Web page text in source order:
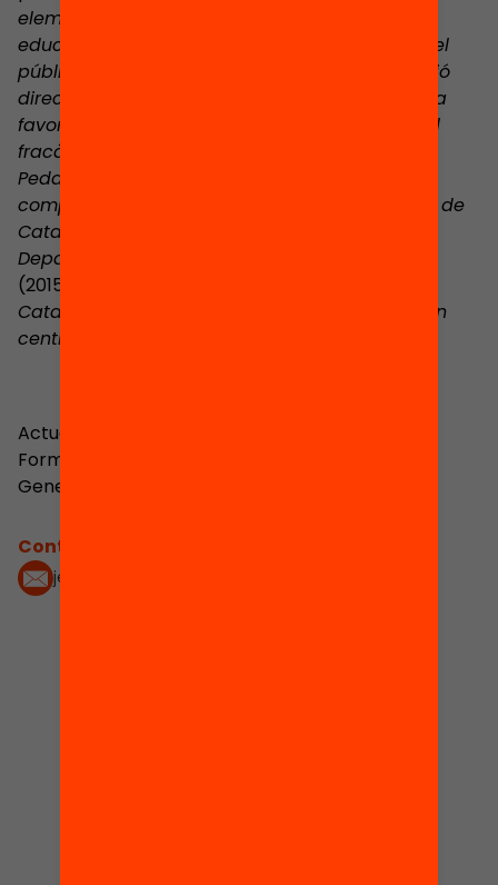
elements per a l’avaluació d’una política
educativa
L’Institut-escola: un nou model
públic d’organització escolar
La formació
directiva a Catalunya
Ofensiva de país a
favor de l’èxit escolar: pla per a la reducció del
fracàs escolar a Catalunya
Pedagògiques de centres escolars
complexitat dels centres del Servei d’Educació de
Catalunya
Departament d’Ensenyament. Catalunya 2020
(2015);
Catalunya
El perfil del directiu escolar en
centres d’alta complexitat
Actualment és subdirector general d’Innovació i
Formació del Departament d’Educació de la
Generalitat de Catalunya.
Contacta'm:
jesus.moral@gencat.cat